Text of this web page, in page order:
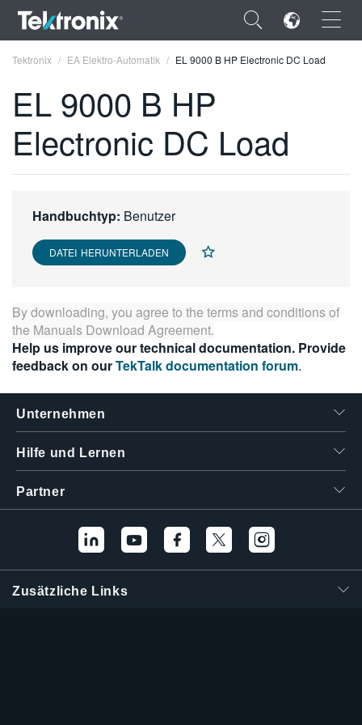
×
ENGLISH
DEUTSCH
VIỆT NAM
日本語
한국어
Tektronix EA Elektro-Automatik EL 9000 B HP Electronic DC Load
EL 9000 B HP
Electronic DC Load
Handbuchtyp: Benutzer
DATEI HERUNTERLADEN
By downloading, you agree to the terms and conditions of
the Manuals Download Agreement.
Help us improve our technical documentation. Provide
feedback on ourTekTalk documentation forum.
Unternehmen
Hilfe und Lernen
Partner
Zusätzliche Links